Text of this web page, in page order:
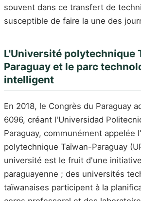
souvent dans ce transfert de
susceptible de faire la une des
L'Université polytechnique
Paraguay et le parc
intelligent
En 2018, le Congrès du Paraguay
6096, créant l'Universidad
Paraguay, communément appelée
polytechnique Taïwan-Paraguay
université est le fruit d'une
paraguayenne ; des universités
taïwanaises participent à la